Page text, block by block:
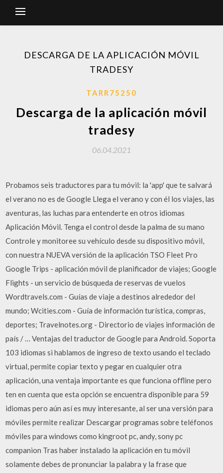
DESCARGA DE LA APLICACIÓN MÓVIL
TRADESY
TARR75250
Descarga de la aplicación móvil
tradesy
06.04.2021
Probamos seis traductores para tu móvil: la 'app' que te salvará
el verano no es de Google Llega el verano y con él los viajes, las
aventuras, las luchas para entenderte en otros idiomas
Aplicación Móvil. Tenga el control desde la palma de su mano
Controle y monitoree su vehículo desde su dispositivo móvil,
con nuestra NUEVA versión de la aplicación TSO Fleet Pro
Google Trips - aplicación móvil de planificador de viajes; Google
Flights - un servicio de búsqueda de reservas de vuelos
Wordtravels.com - Guías de viaje a destinos alrededor del
mundo; Wcities.com - Guía de información turística, compras,
deportes; Travelnotes.org - Directorio de viajes información de
país / … Ventajas del traductor de Google para Android. Soporta
103 idiomas si hablamos de ingreso de texto usando el teclado
virtual, permite copiar texto y pegar en cualquier otra
aplicación, una ventaja importante es que funciona offline pero
ten en cuenta que esta opción se encuentra disponible para 59
idiomas pero aún así es muy interesante, al ser una versión para
móviles permite realizar Descargar programas sobre teléfonos
móviles para windows como kingroot pc, andy, sony pc
companion Tras haber instalado la aplicación en tu móvil
solamente debes de pronunciar la palabra y la frase que